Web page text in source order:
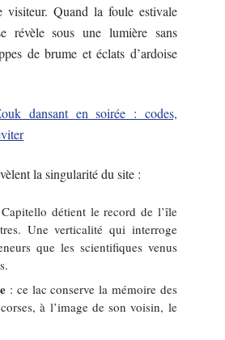
visiteur. Quand la foule estivale
révèle sous une lumière sans
de brume et éclats d’ardoise
dansant en soirée : codes,
la singularité du site :
détient le record de l’île
Une verticalité qui interroge
que les scientifiques venus
: ce lac conserve la mémoire des
à l’image de son voisin, le